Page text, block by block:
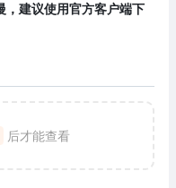
，建议使用官方客户端下
后才能查看